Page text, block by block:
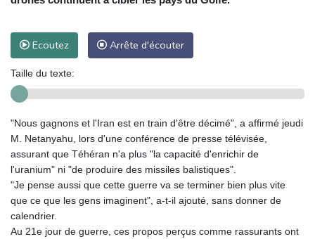
Ecoutez Arrête d'écouter
Taille du texte:
"Nous gagnons et l'Iran est en train d'être décimé", a affirmé jeudi
M. Netanyahu, lors d'une conférence de presse télévisée,
assurant que Téhéran n'a plus "la capacité d'enrichir de
l'uranium" ni "de produire des missiles balistiques".
"Je pense aussi que cette guerre va se terminer bien plus vite
que ce que les gens imaginent", a-t-il ajouté, sans donner de
calendrier.
Au 21e jour de guerre, ces propos perçus comme rassurants ont